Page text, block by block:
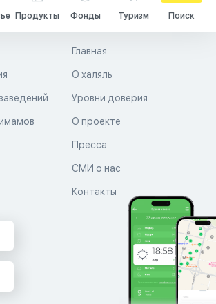
Продукты Фонды Туризм Поиск
Главная
О халяль
Уровни доверия
О проекте
Пресса
СМИ о нас
Контакты